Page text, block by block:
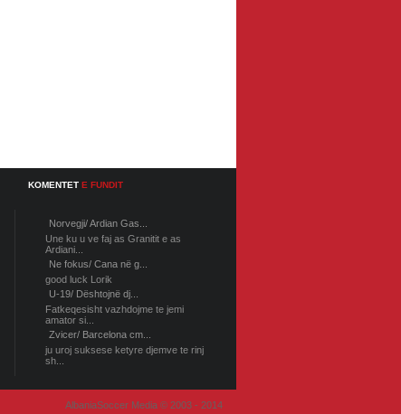
KOMENTET E FUNDIT
Norvegji/ Ardian Gas...
Une ku u ve faj as Granitit e as
Ardiani...
Ne fokus/ Cana në g...
good luck Lorik
U-19/ Dështojnë dj...
Fatkeqesisht vazhdojme te jemi
amator si...
Zvicer/ Barcelona cm...
ju uroj suksese ketyre djemve te rinj
sh...
AlbaniaSoccer Media © 2003 - 2014